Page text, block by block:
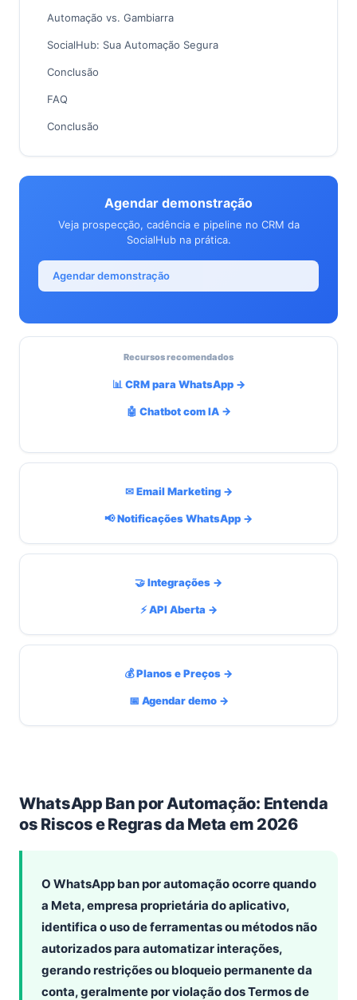
WhatsApp Ban por Automação: Entenda
os Riscos e Regras da Meta em 2026
O WhatsApp ban por automação ocorre quando
a Meta, empresa proprietária do aplicativo,
identifica o uso de ferramentas ou métodos não
autorizados para automatizar interações,
gerando restrições ou bloqueio permanente da
conta, geralmente por violação dos Termos de
Automação vs. Gambiarra
SocialHub: Sua Automação Segura
Conclusão
FAQ
Conclusão
Agendar demonstração
Veja prospecção, cadência e pipeline no CRM da
SocialHub na prática.
Agendar demonstração
Recursos recomendados
📊 CRM para WhatsApp →
🤖 Chatbot com IA →
✉ Email Marketing →
📢 Notificações WhatsApp →
🤝 Integrações →
⚡ API Aberta →
💰 Planos e Preços →
📅 Agendar demo →